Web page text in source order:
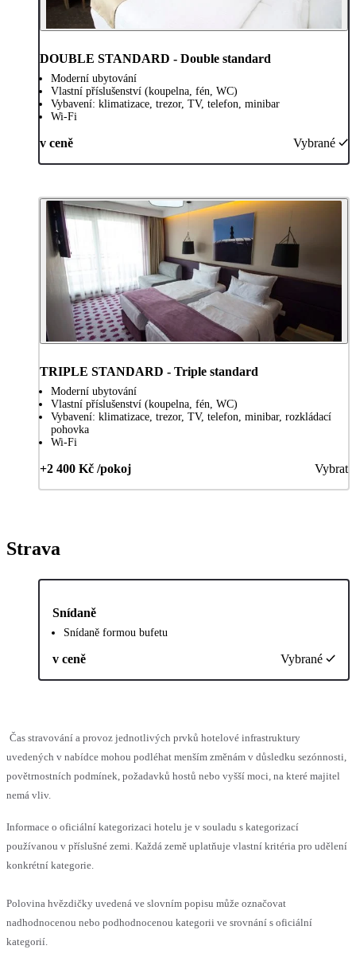
DOUBLE STANDARD - Double standard
Moderní ubytování
Vlastní příslušenství (koupelna, fén, WC)
Vybavení: klimatizace, trezor, TV, telefon, minibar
Wi-Fi
v ceně Vybrané
TRIPLE STANDARD - Triple standard
Moderní ubytování
Vlastní příslušenství (koupelna, fén, WC)
Vybavení: klimatizace, trezor, TV, telefon, minibar, rozkládací
pohovka
Wi-Fi
+2 400 Kč /pokoj Vybrat
Strava
Snídaně
Snídaně formou bufetu
v ceně Vybrané
Čas stravování a provoz jednotlivých prvků hotelové infrastruktury
uvedených v nabídce mohou podléhat menším změnám v důsledku sezónnosti,
povětrnostních podmínek, požadavků hostů nebo vyšší moci, na které majitel
nemá vliv.
Informace o oficiální kategorizaci hotelu je v souladu s kategorizací
používanou v příslušné zemi. Každá země uplatňuje vlastní kritéria pro udělení
konkrétní kategorie.
Polovina hvězdičky uvedená ve slovním popisu může označovat
nadhodnocenou nebo podhodnocenou kategorii ve srovnání s oficiální
kategorií.